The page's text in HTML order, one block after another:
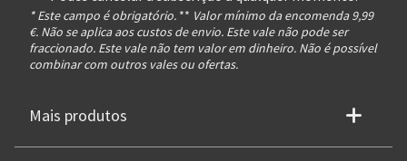
* Este campo é obrigatório. ** Valor mínimo da encomenda 9,99
€. Não se aplica aos custos de envio. Este vale não pode ser
fraccionado. Este vale não tem valor em dinheiro. Não é possível
combinar com outros vales ou ofertas.
Mais produtos